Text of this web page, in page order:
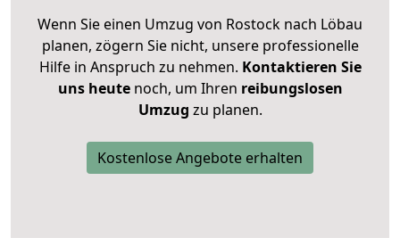
Wenn Sie einen Umzug von Rostock nach Löbau
planen, zögern Sie nicht, unsere professionelle
Hilfe in Anspruch zu nehmen. Kontaktieren Sie
uns heutenoch, um Ihren reibungslosen
Umzug zu planen.
Kostenlose Angebote erhalten